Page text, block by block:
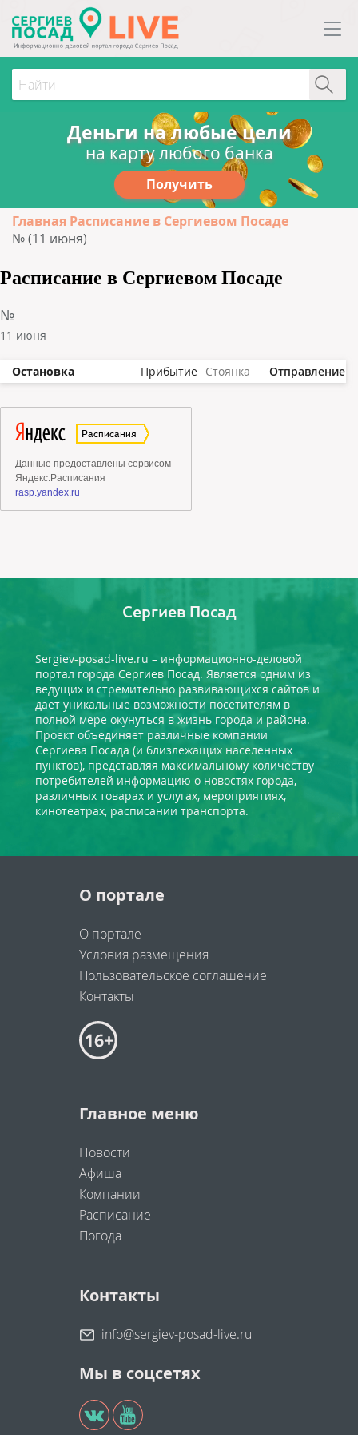
Деньги на любые цели
на карту любого банка
Получить
Главная Расписание в Сергиевом Посаде
№ (11 июня)
Расписание в Сергиевом Посаде
№
11 июня
Остановка Прибытие Стоянка Отправление
Сергиев Посад
Sergiev-posad-live.ru – информационно-деловой
портал города Сергиев Посад. Является одним из
ведущих и стремительно развивающихся сайтов и
даёт уникальные возможности посетителям в
полной мере окунуться в жизнь города и района.
Проект объединяет различные компании
Сергиева Посада (и близлежащих населенных
пунктов), представляя максимальному количеству
потребителей информацию о новостях города,
различных товарах и услугах, мероприятиях,
кинотеатрах, расписании транспорта.
О портале
О портале
Условия размещения
Пользовательское соглашение
Контакты
Главное меню
Новости
Афиша
Компании
Расписание
Погода
Контакты
info@sergiev-posad-live.ru
Мы в соцсетях